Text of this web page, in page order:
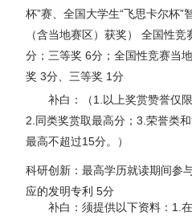
杯”赛、全国大学生“飞思卡尔杯
（含当地赛区）获奖） 全国性
分；三等奖 6分；全国性竞赛当
奖 3分、三等奖 1分
补白：（1.以上奖赏赞誉仅
2.同类奖赏取最高分；3.荣誉类
最高不超过15分。）
科研创新：最高学历就读期间参
应的发明专利 5分
补白：须提供以下资料：1.